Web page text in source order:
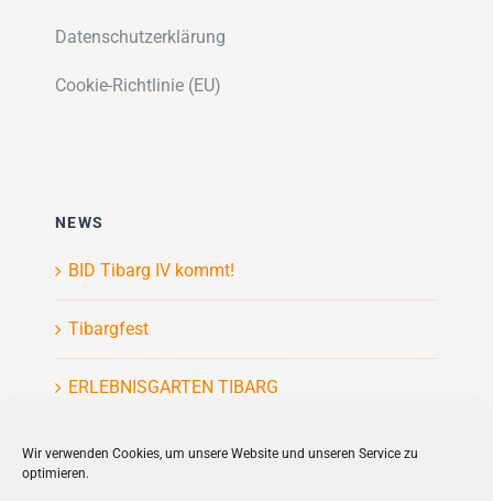
Wir verwenden Cookies, um unsere Website und unseren Service zu
optimieren.
Datenschutzerklärung
Cookie-Richtlinie (EU)
NEWS
BID Tibarg IV kommt!
Tibargfest
ERLEBNISGARTEN TIBARG
Kinderflohmarkt